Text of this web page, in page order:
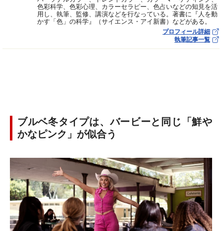
色彩科学、色彩心理、カラーセラピー、色占いなどの知見を活
用し、執筆、監修、講演などを行なっている。著書に『人を動
かす「色」の科学』（サイエンス・アイ新書）などがある。
プロフィール詳細
執筆記事一覧
ブルベ冬タイプは、バービーと同じ「鮮や
かなピンク」が似合う